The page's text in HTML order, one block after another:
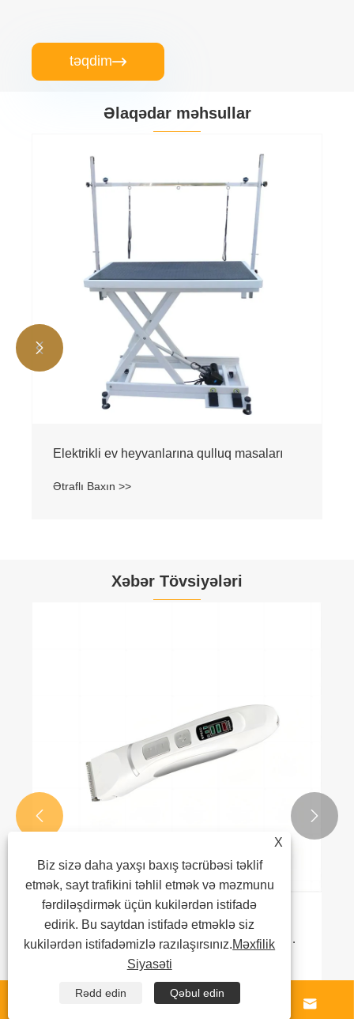
təqdim
Əlaqədar məhsullar
Elektrikli ev heyvanlarına qulluq masaları
Ətraflı Baxın >>


Xəbər Tövsiyələri
Kiçik Elektrikli Qayçıların Baxımı
Heyvanlara Qulluq Effektivliyini və Baxım
Nəticələrini Necə Təkmilləşdirə bilər
Ətraflı Baxın >>
 
 
X
Biz sizə daha yaxşı baxış təcrübəsi təklif
etmək, sayt trafikini təhlil etmək və məzmunu
fərdiləşdirmək üçün kukilərdən istifadə
edirik. Bu saytdan istifadə etməklə siz
kukilərdən istifadəmizlə razılaşırsınız.Məxfilik
Siyasəti
Rədd edin Qəbul edin